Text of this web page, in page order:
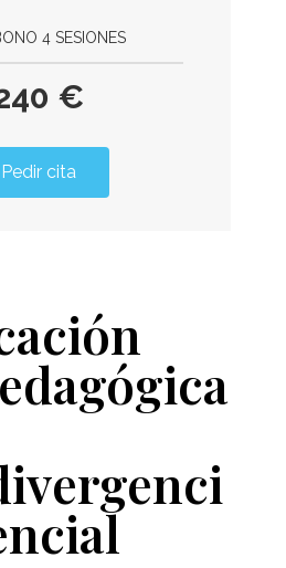
4 SESIONES
€
Pedir cita